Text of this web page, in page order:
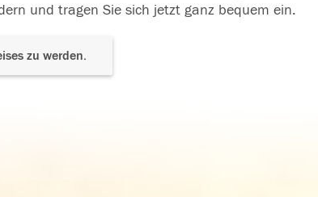
und tragen Sie sich jetzt ganz bequem ein.
zu werden.